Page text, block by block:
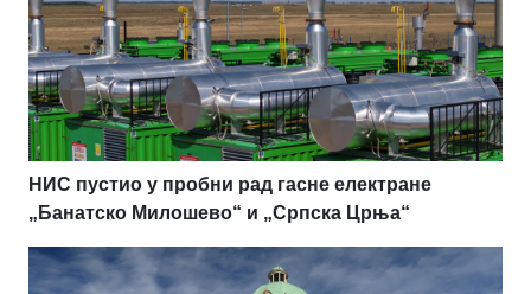
НИС пустио у пробни рад гасне електране
„Банатско Милошево“ и „Српска Црња“